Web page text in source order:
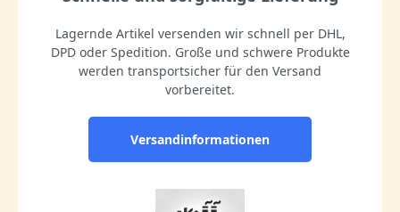
Lagernde Artikel versenden wir schnell per DHL,
DPD oder Spedition. Große und schwere Produkte
werden transportsicher für den Versand
vorbereitet.
Versandinformationen